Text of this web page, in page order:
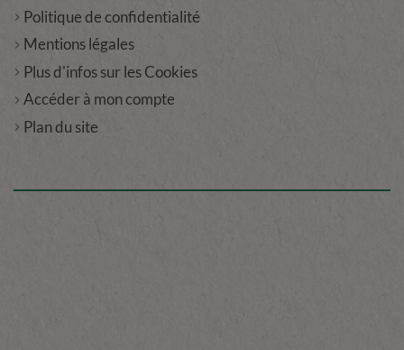
Politique de confidentialité
Mentions légales
Plus d'infos sur les Cookies
Accéder à mon compte
Plan du site